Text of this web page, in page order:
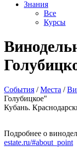
Знания
Все
Курсы
События /Места /
Голубицкое"
Кубань.
Подробнее о
estate.ru/#about_point